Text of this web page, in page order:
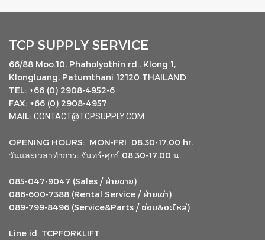
TCP SUPPLY SERVICE
66/88 Moo.10, Phaholyothin rd., Klong 1,
Klongluang, Patumthani 12120 THAILAND
TEL: +66 (0) 2908-4952-6
FAX: +66 (0) 2908-4957
MAIL: CONTACT@TCPSUPPLY.COM
OPENING HOURS: MON-FRI 08.30-17.00 hr.
วันและเวลาทำการ: จันทร์-ศุกร์ 08.30-17.00 น.
085-047-9047 (Sales / ฝ่ายขาย)
086-600-7388 (Rental Service / ฝ่ายเช่า)
089-799-8496 (Service&Parts / ซ่อม&อะไหล่)
Line id: TCPFORKLIFT